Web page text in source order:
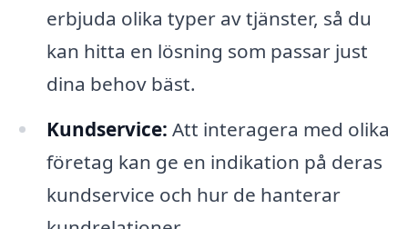
erbjuda olika typer av tjänster, så du
kan hitta en lösning som passar just
dina behov bäst.
Kundservice: Att interagera med olika
företag kan ge en indikation på deras
kundservice och hur de hanterar